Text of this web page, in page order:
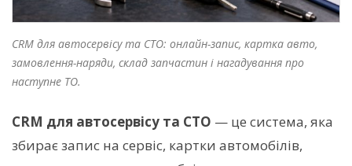
CRM для автосервісу та СТО: онлайн-запис, картка авто,
замовлення-наряди, склад запчастин і нагадування про
наступне ТО.
CRM для автосервісу та СТО — це система, яка
збирає запис на сервіс, картки автомобілів,